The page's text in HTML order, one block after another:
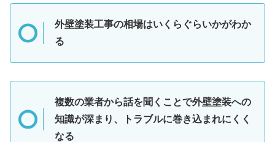
外壁塗装工事の相場はいくらぐらいかがわか
る
複数の業者から話を聞くことで外壁塗装への
知識が深まり、トラブルに巻き込まれにくく
なる